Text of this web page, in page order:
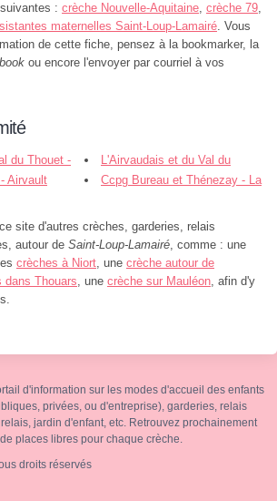
: crèche Nouvelle-Aquitaine, crèche 79,
maternelles Saint-Loup-Lamairé. Vous
de cette fiche, pensez à la bookmarker, la
ou encore l'envoyer par courriel à vos
du Thouet -
L'Airvaudais et du Val du
Thouet - Airvault
Airvault
Ccpg Bureau et Thénezay - La
site d'autres crèches, garderies, relais
autour de Saint-Loup-Lamairé, comme : une
crèches à Niort, une crèche autour de
dans Thouars, une crèche sur Mauléon, afin d'y
d'information sur les modes d'accueil des enfants
privées, ou d'entreprise), garderies, relais
jardin d'enfant, etc. Retrouvez prochainement
places libres pour chaque crèche.
droits réservés